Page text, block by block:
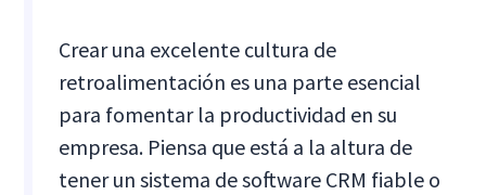
Crear una excelente cultura de
retroalimentación es una parte esencial
para fomentar la productividad en su
empresa. Piensa que está a la altura de
tener un sistema de software CRM fiable o